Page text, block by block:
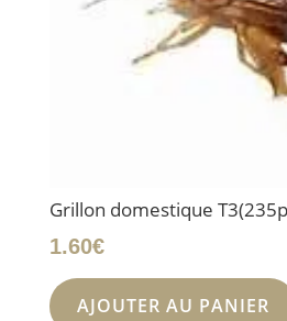
Grillon domestique
1.60€
AJOUTER AU PANIER